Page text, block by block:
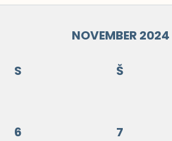
NOVEMBER 2024
S Š
6 7